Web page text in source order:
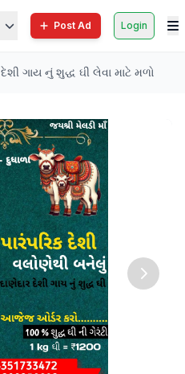
Post Ad Login
દેશી ગાય નું શુદ્ધ ઘી લેવા માટે મળો